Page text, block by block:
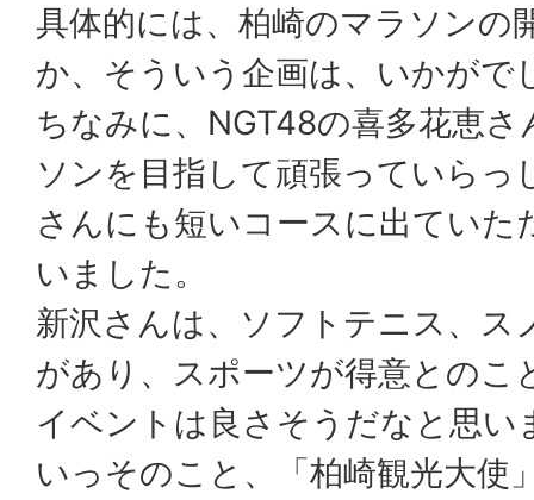
具体的には、柏崎のマラソンの
か、そういう企画は、いかがで
ちなみに、NGT48の喜多花恵
ソンを目指して頑張っていらっ
さんにも短いコースに出ていた
いました。
新沢さんは、ソフトテニス、ス
があり、スポーツが得意とのこ
イベントは良さそうだなと思い
いっそのこと、「柏崎観光大使